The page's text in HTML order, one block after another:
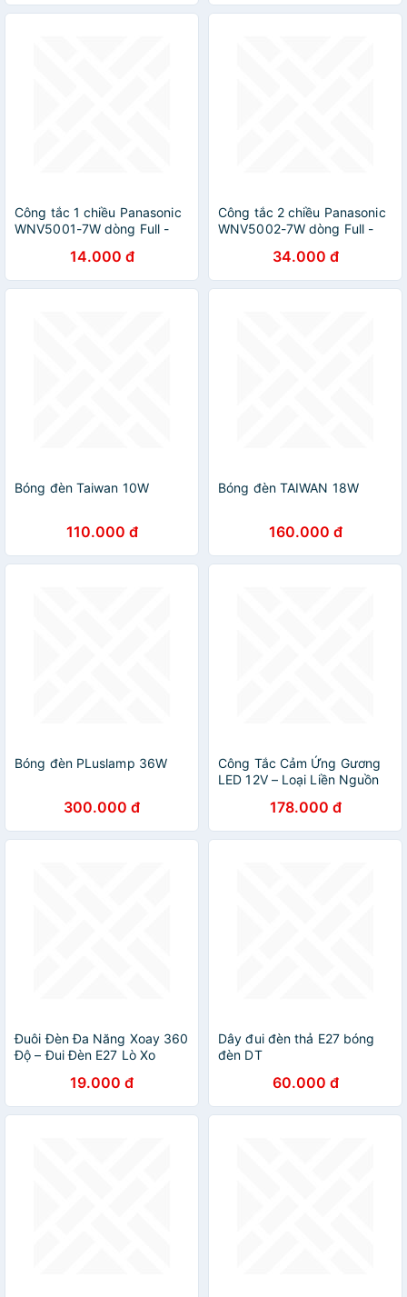
Công tắc 1 chiều Panasonic
WNV5001-7W dòng Full -
14.000 đ
Công tắc 2 chiều Panasonic
WNV5002-7W dòng Full -
34.000 đ
Bóng đèn Taiwan 10W
110.000 đ
Bóng đèn TAIWAN 18W
160.000 đ
Bóng đèn PLuslamp 36W
300.000 đ
Công Tắc Cảm Ứng Gương
LED 12V – Loại Liền Nguồn
178.000 đ
Đuôi Đèn Đa Năng Xoay 360
Độ – Đui Đèn E27 Lò Xo
Tiện Lợi và Linh Hoạt Trong
Mọi Không Gian - HÀNG
CHÍNH HÃNG MINIIN
19.000 đ
Dây đui đèn thả E27 bóng
đèn DT
60.000 đ